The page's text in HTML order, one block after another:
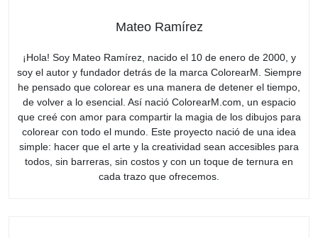
Mateo Ramírez
¡Hola! Soy Mateo Ramírez, nacido el 10 de enero de 2000, y
soy el autor y fundador detrás de la marca ColorearM. Siempre
he pensado que colorear es una manera de detener el tiempo,
de volver a lo esencial. Así nació ColorearM.com, un espacio
que creé con amor para compartir la magia de los dibujos para
colorear con todo el mundo. Este proyecto nació de una idea
simple: hacer que el arte y la creatividad sean accesibles para
todos, sin barreras, sin costos y con un toque de ternura en
cada trazo que ofrecemos.